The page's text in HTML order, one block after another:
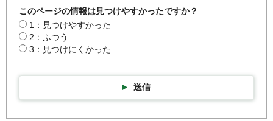
このページの情報は見つけやすかったですか？
1：見つけやすかった
2：ふつう
3：見つけにくかった
送信